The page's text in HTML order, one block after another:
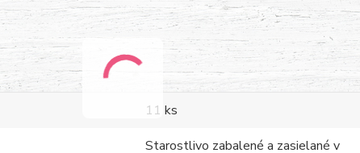
11 ks
Starostlivo zabalené a zasielané v